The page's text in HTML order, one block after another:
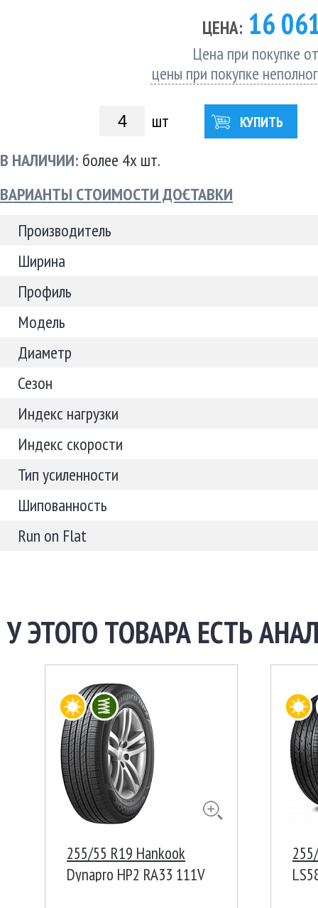
ЦЕНА: 16
Цена при покупке
цены при покупке
шт КУПИТЬ
В НАЛИЧИИ: более 4х шт.
ВАРИАНТЫ СТОИМОСТИ ДОСТАВКИ
Производитель
Ширина
Профиль
Модель
Диаметр
Сезон
Индекс нагрузки
Индекс скорости
Тип усиленности
Шипованность
Run on Flat
У ЭТОГО ТОВАРА ЕСТЬ
255/55 R19 Hankook
Dynapro HP2 RA33 111V